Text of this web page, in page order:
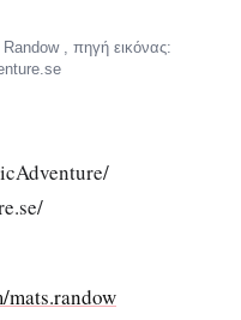
, πηγή εικόνας: